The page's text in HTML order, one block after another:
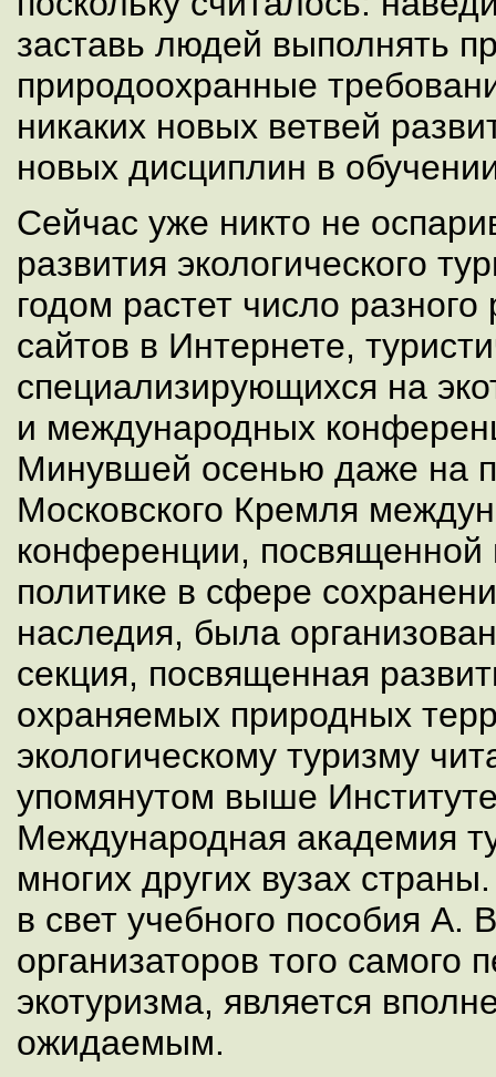
заставь людей выполнять
природоохранные
никаких новых ветвей
новых дисциплин в
Сейчас уже никто не
развития экологического
годом растет число
сайтов в Интернете,
специализирующихся на
и международных
Минувшей осенью даже на
Московского Кремля
конференции, посвященной
политике в сфере
наследия, была
секция, посвященная
охраняемых природных
экологическому туризму
упомянутом выше
Международная академия
многих других вузах
в свет учебного пособия А.
организаторов того самого
экотуризма, является
ожидаемым.